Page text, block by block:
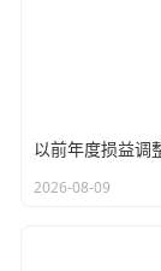
这就是我的第
了证书就傲慢。
2026-08-09